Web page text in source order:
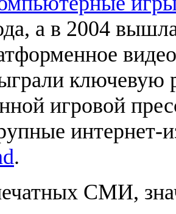
а в 2004
ключевую
игровой
интернет-
.
СМИ,